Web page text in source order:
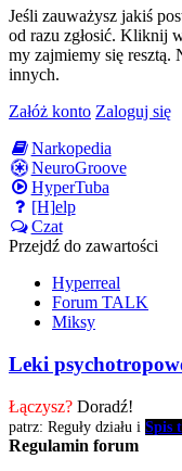
Jeśli zauważysz jakiś
od razu zgłosić. Kliknij
my zajmiemy się resztą.
innych.
Załóż konto Zaloguj się
Narkopedia
NeuroGroove
HyperTuba
[H]elp
Czat
Przejdź do zawartości
Hyperreal
Forum TALK
Miksy
Leki
Łączysz? Doradź!
patrz: Reguły działu i Spis
Regulamin forum